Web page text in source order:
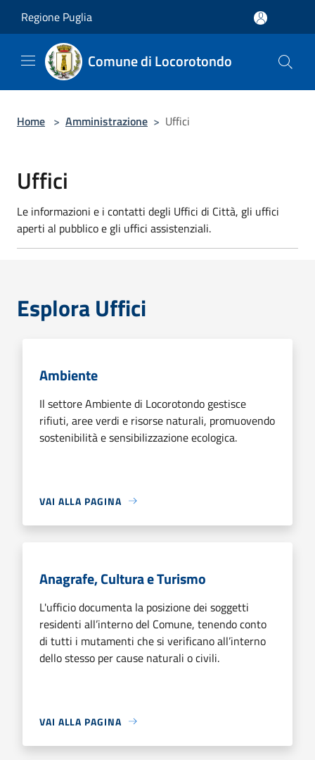
Regione Puglia
Comune di Locorotondo
Home > Amministrazione > Uffici
Uffici
Le informazioni e i contatti degli Uffici di Città, gli uffici
aperti al pubblico e gli uffici assistenziali.
Esplora Uffici
Ambiente
Il settore Ambiente di Locorotondo gestisce
rifiuti, aree verdi e risorse naturali, promuovendo
sostenibilità e sensibilizzazione ecologica.
VAI ALLA PAGINA
Anagrafe, Cultura e Turismo
L'ufficio documenta la posizione dei soggetti
residenti all’interno del Comune, tenendo conto
di tutti i mutamenti che si verificano all’interno
dello stesso per cause naturali o civili.
VAI ALLA PAGINA